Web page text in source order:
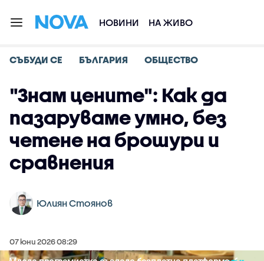
НОВИНИ НА ЖИВО
СЪБУДИ СЕ БЪЛГАРИЯ ОБЩЕСТВО
"Знам цените": Как да
пазаруваме умно, без
четене на брошури и
сравнения
Юлиян Стоянов
07 юни 2026 08:29